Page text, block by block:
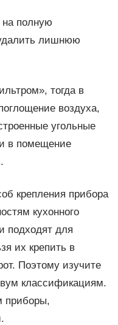
полную
лишнюю
тогда в
воздуха,
угольные
в помещение
крепления прибора
кухонного
подходят для
их крепить в
Поэтому изучите
классификациям.
приборы,